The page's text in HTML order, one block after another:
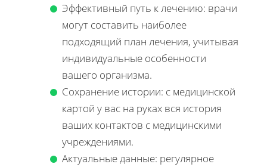
Эффективный путь к лечению: врачи
могут составить наиболее
подходящий план лечения, учитывая
индивидуальные особенности
вашего организма.
Сохранение истории: с медицинской
картой у вас на руках вся история
ваших контактов с медицинскими
учреждениями.
Актуальные данные: регулярное